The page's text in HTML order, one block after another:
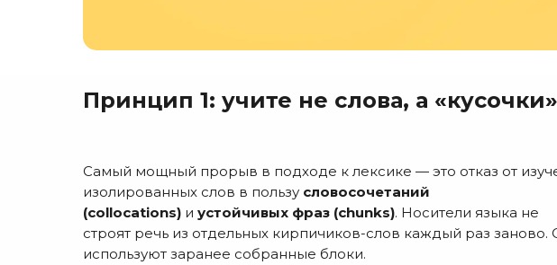
Принцип 1: учите не слова, а
Самый мощный прорыв в подходе к лексике — это отказ от
изолированных слов в пользу словосочетаний
(collocations) и устойчивых фраз (chunks). Носители языка не
строят речь из отдельных кирпичиков-слов каждый раз заново.
используют заранее собранные блоки.